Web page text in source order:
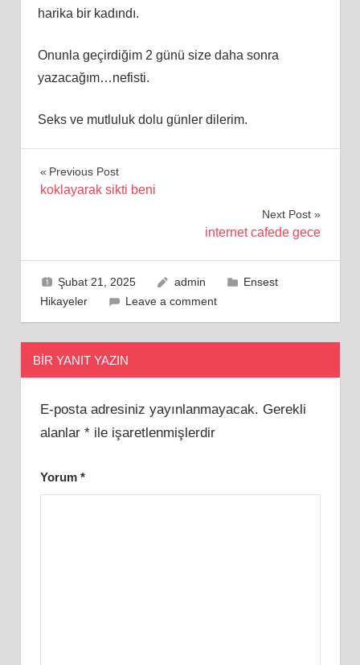
harika bir kadındı.
Onunla geçirdiğim 2 günü size daha sonra
yazacağım…nefisti.
Seks ve mutluluk dolu günler dilerim.
Yazı
Previous Post
koklayarak sikti beni
Next Post
internet cafede gece
Şubat 21, 2025 admin
Ensest
Hikayeler
Leave a comment
BIR YANIT YAZIN
E-posta adresiniz yayınlanmayacak. Gerekli
alanlar *ile işaretlenmişlerdir
Yorum *